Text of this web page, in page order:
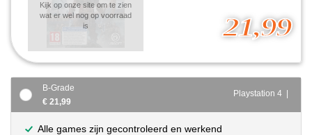
21,99
Kijk op onze site om te zien
wat er wel nog op voorraad
is
B-Grade
€ 21,99
Playstation 4 |
Alle games zijn gecontroleerd en werkend